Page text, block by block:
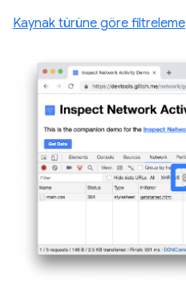
Kaynak türüne göre filtreleme